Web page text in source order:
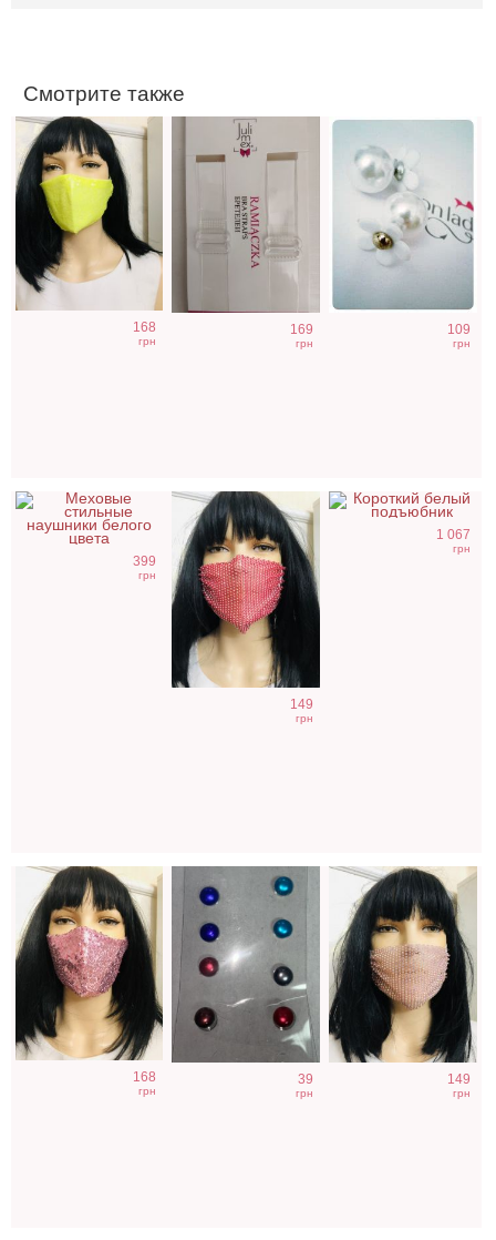
Смотрите также
168
грн
169
грн
109
грн
Меховые
наушники белого
399
грн
Маска красная с
149
грн
Пышный
короткий белый
1 067
грн
168
грн
Магнитные
пуговицы для
39
грн
149
грн